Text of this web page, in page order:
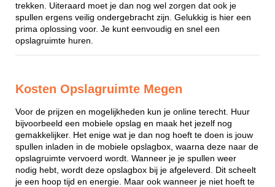
trekken. Uiteraard moet je dan nog wel zorgen dat ook je
spullen ergens veilig ondergebracht zijn. Gelukkig is hier een
prima oplossing voor. Je kunt eenvoudig en snel een
opslagruimte huren.
Kosten Opslagruimte Megen
Voor de prijzen en mogelijkheden kun je online terecht. Huur
bijvoorbeeld een mobiele opslag en maak het jezelf nog
gemakkelijker. Het enige wat je dan nog hoeft te doen is jouw
spullen inladen in de mobiele opslagbox, waarna deze naar de
opslagruimte vervoerd wordt. Wanneer je je spullen weer
nodig hebt, wordt deze opslagbox bij je afgeleverd. Dit scheelt
je een hoop tijd en energie. Maar ook wanneer je niet hoeft te